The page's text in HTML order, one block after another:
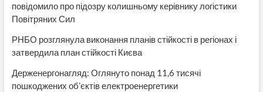
повідомило про підозру колишньому керівнику логістики
Повітряних Сил
РНБО розглянула виконання планів стійкості в регіонах і
затвердила план стійкості Києва
Держенергонагляд: Оглянуто понад 11,6 тисячі
пошкоджених об’єктів електроенергетики